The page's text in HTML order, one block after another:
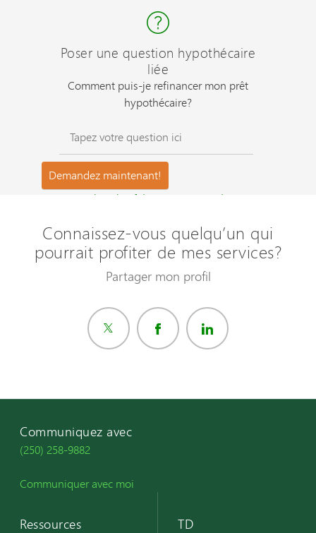
Poser une question hypothécaire
liée
Comment puis-je refinancer mon prêt
hypothécaire?
Questions les plus fréquemment posées ?
Connaissez-vous quelqu’un qui
pourrait profiter de mes services?
Partager mon profil
Communiquez avec
(250) 258-9882
Communiquer avec moi
Ressources TD